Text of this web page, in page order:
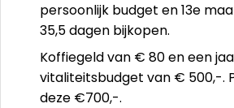
persoonlijk budget en 13e
35,5 dagen bijkopen.
Koffiegeld van € 80 en een
vitaliteitsbudget van € 500,-.
deze €700,-.